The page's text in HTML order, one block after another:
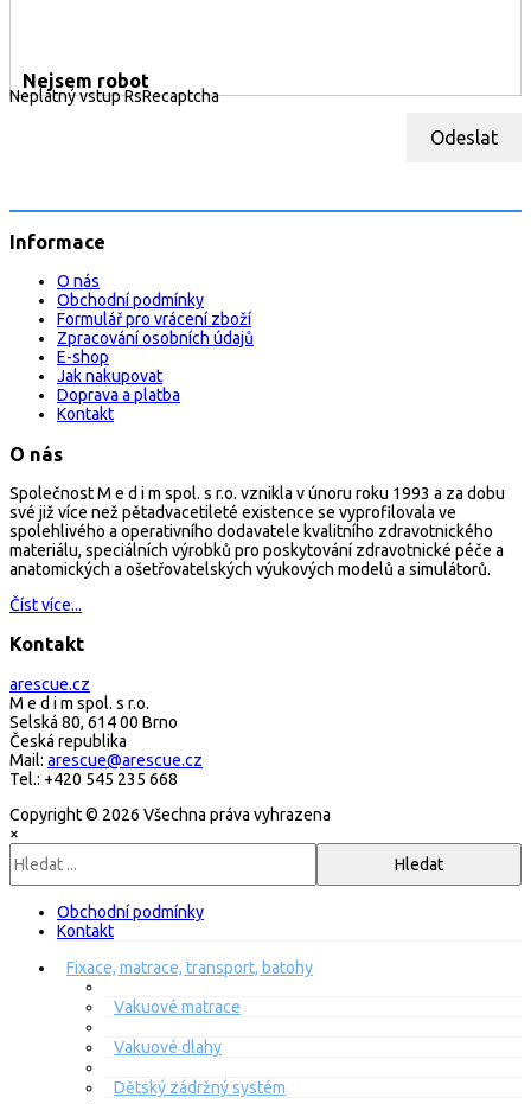
Nejsem robot
Neplatný vstup RsRecaptcha
Odeslat
Informace
O nás
Obchodní podmínky
Formulář pro vrácení zboží
Zpracování osobních údajů
E-shop
Jak nakupovat
Doprava a platba
Kontakt
O nás
Společnost M e d i m spol. s r.o. vznikla v únoru roku 1993 a za dobu
své již více než pětadvacetileté existence se vyprofilovala ve
spolehlivého a operativního dodavatele kvalitního zdravotnického
materiálu, speciálních výrobků pro poskytování zdravotnické péče a
anatomických a ošetřovatelských výukových modelů a simulátorů.
Číst více...
Kontakt
arescue.cz
M e d i m spol. s r.o.
Selská 80, 614 00 Brno
Česká republika
Mail: arescue@arescue.cz
Tel.: +420 545 235 668
Copyright © 2026 Všechna práva vyhrazena
×
Obchodní podmínky
Kontakt
Fixace, matrace, transport, batohy
Vakuové matrace
Vakuové dlahy
Dětský zádržný systém